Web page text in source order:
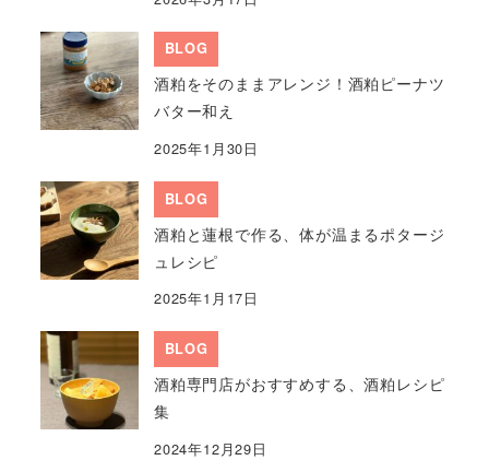
BLOG
酒粕をそのままアレンジ！酒粕ピーナツ
バター和え
2025年1月30日
BLOG
酒粕と蓮根で作る、体が温まるポタージ
ュレシピ
2025年1月17日
BLOG
酒粕専門店がおすすめする、酒粕レシピ
集
2024年12月29日